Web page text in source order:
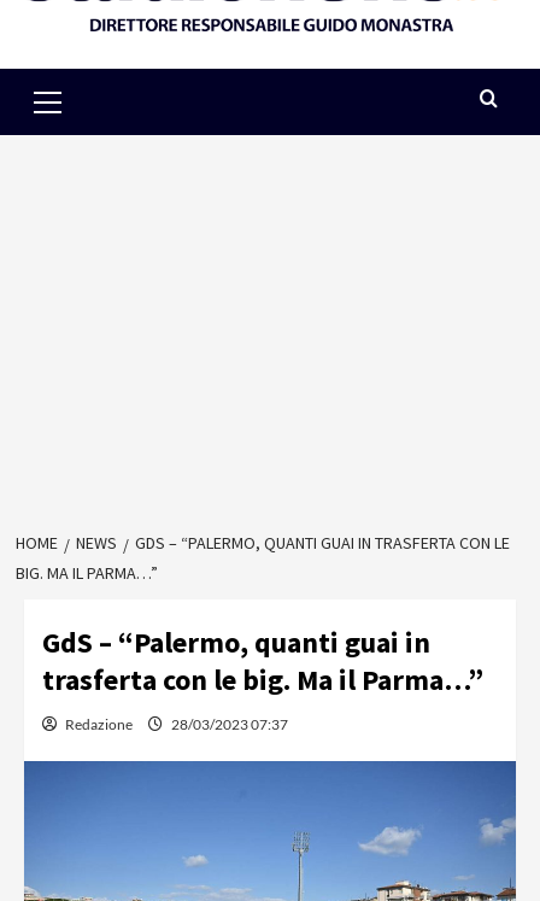
Menu
HOME NEWS
GDS – “PALERMO, QUANTI GUAI IN TRASFERTA CON LE
BIG. MA IL PARMA…”
GdS – “Palermo, quanti guai in
trasferta con le big. Ma il Parma…”
Redazione 28/03/2023 07:37